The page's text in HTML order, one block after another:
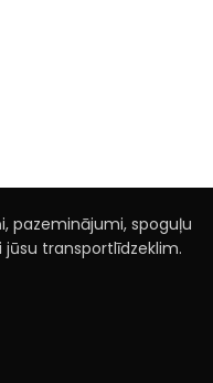
pazeminājumi, spoguļu
transportlīdzeklim.